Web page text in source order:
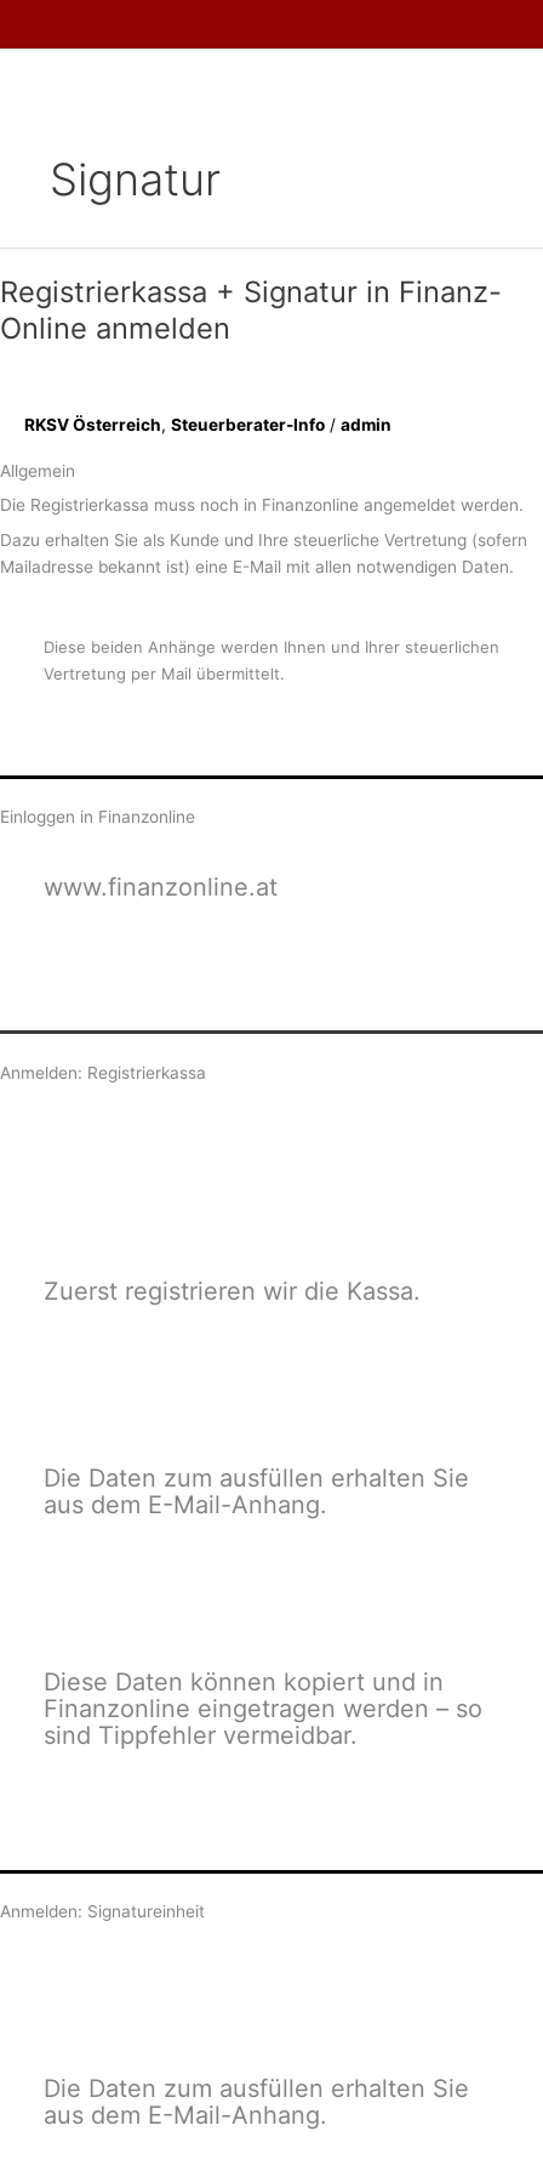
Signatur
Registrierkassa + Signatur in Finanz-
Online anmelden
RKSV Österreich, Steuerberater-Info / admin
Allgemein
Die Registrierkassa muss noch in Finanzonline angemeldet werden.
Dazu erhalten Sie als Kunde und Ihre steuerliche Vertretung (sofern
Mailadresse bekannt ist) eine E-Mail mit allen notwendigen Daten.
Diese beiden Anhänge werden Ihnen und Ihrer steuerlichen
Vertretung per Mail übermittelt.
Einloggen in Finanzonline
www.finanzonline.at
Anmelden: Registrierkassa
Zuerst registrieren wir die Kassa.
Die Daten zum ausfüllen erhalten Sie
aus dem E-Mail-Anhang.
Diese Daten können kopiert und in
Finanzonline eingetragen werden – so
sind Tippfehler vermeidbar.
Anmelden: Signatureinheit
Die Daten zum ausfüllen erhalten Sie
aus dem E-Mail-Anhang.